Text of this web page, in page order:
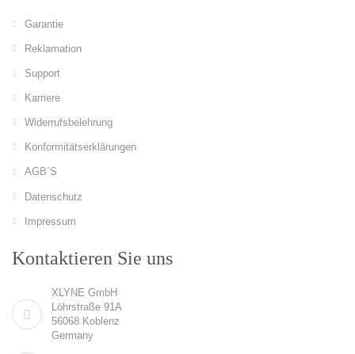
Garantie
Reklamation
Support
Karriere
Widerrufsbelehrung
Konformitätserklärungen
AGB´S
Datenschutz
Impressum
Kontaktieren Sie uns
XLYNE GmbH
Löhrstraße 91A
56068 Koblenz
Germany